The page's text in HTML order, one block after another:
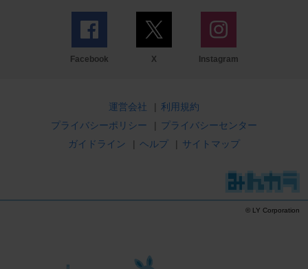
Facebook X Instagram
運営会社 | 利用規約
プライバシーポリシー
| プライバシーセンター
ガイドライン
| ヘルプ | サイトマップ
© LY Corporation